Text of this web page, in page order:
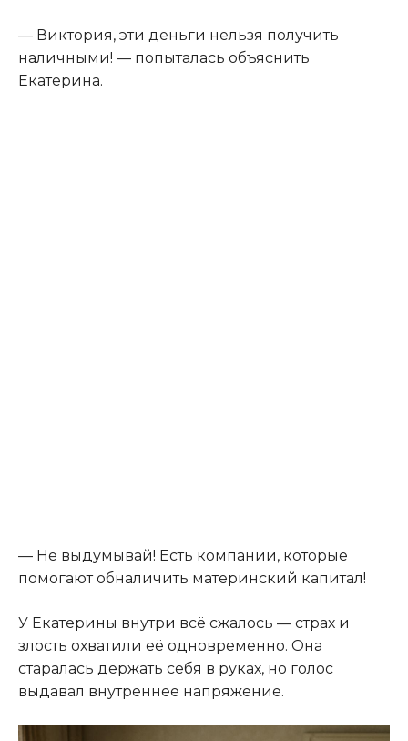
— Виктория, эти деньги нельзя получить
наличными! — попыталась объяснить
Екатерина.
— Не выдумывай! Есть компании, которые
помогают обналичить материнский капитал!
У Екатерины внутри всё сжалось — страх и
злость охватили её одновременно. Она
старалась держать себя в руках, но голос
выдавал внутреннее напряжение.